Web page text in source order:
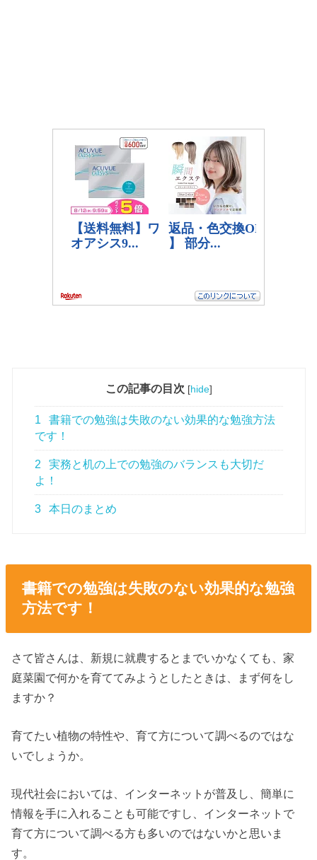
この記事の目次 [hide]
1
書籍での勉強は失敗のない効果的な勉強方法
です！
2
実務と机の上での勉強のバランスも大切だ
よ！
3 本日のまとめ
書籍での勉強は失敗のない効果的な勉強
方法です！
さて皆さんは、新規に就農するとまでいかなくても、家
庭菜園で何かを育ててみようとしたときは、まず何をし
ますか？
育てたい植物の特性や、育て方について調べるのではな
いでしょうか。
現代社会においては、インターネットが普及し、簡単に
情報を手に入れることも可能ですし、インターネットで
育て方について調べる方も多いのではないかと思いま
す。